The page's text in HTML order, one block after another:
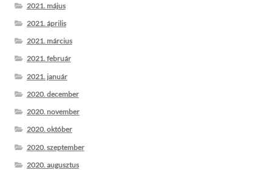
2021. május
2021. április
2021. március
2021. február
2021. január
2020. december
2020. november
2020. október
2020. szeptember
2020. augusztus